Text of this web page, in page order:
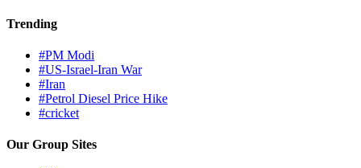
Trending
#PM Modi
#US-Israel-Iran War
#Iran
#Petrol Diesel Price Hike
#cricket
Our Group Sites